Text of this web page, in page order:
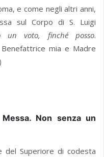
e come negli altri anni,
sul Corpo di S. Luigi
un voto, finché posso.
mia e Madre
Non senza un
del Superiore di codesta